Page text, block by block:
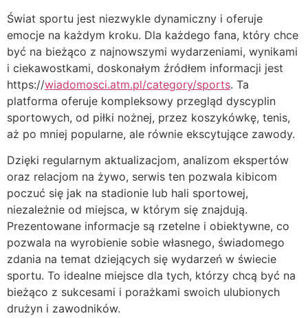
Świat sportu jest niezwykle dynamiczny i oferuje
emocje na każdym kroku. Dla każdego fana, który chce
być na bieżąco z najnowszymi wydarzeniami, wynikami
i ciekawostkami, doskonałym źródłem informacji jest
https://wiadomosci.atm.pl/category/sports. Ta
platforma oferuje kompleksowy przegląd dyscyplin
sportowych, od piłki nożnej, przez koszykówkę, tenis,
aż po mniej popularne, ale równie ekscytujące zawody.
Dzięki regularnym aktualizacjom, analizom ekspertów
oraz relacjom na żywo, serwis ten pozwala kibicom
poczuć się jak na stadionie lub hali sportowej,
niezależnie od miejsca, w którym się znajdują.
Prezentowane informacje są rzetelne i obiektywne, co
pozwala na wyrobienie sobie własnego, świadomego
zdania na temat dziejących się wydarzeń w świecie
sportu. To idealne miejsce dla tych, którzy chcą być na
bieżąco z sukcesami i porażkami swoich ulubionych
drużyn i zawodników.